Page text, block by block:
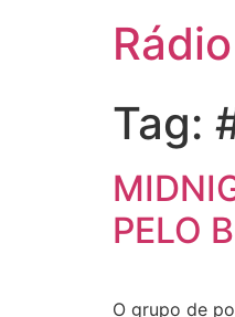
Tag:
PELO
O grupo de